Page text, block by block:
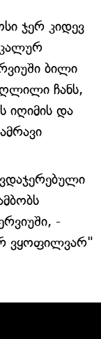
ჯერ კიდევ
ბილი
ჩანს,
იღიმის და
-
ვყოფილვარ"